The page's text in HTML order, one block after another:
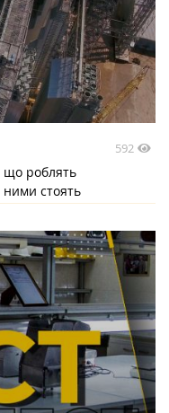
592
що роблять
ними стоять